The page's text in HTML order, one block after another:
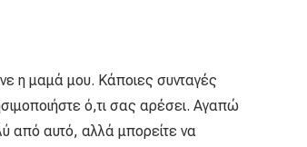
η μαμά μου. Κάποιες συνταγές
ό,τι σας αρέσει. Αγαπώ
από αυτό, αλλά μπορείτε να